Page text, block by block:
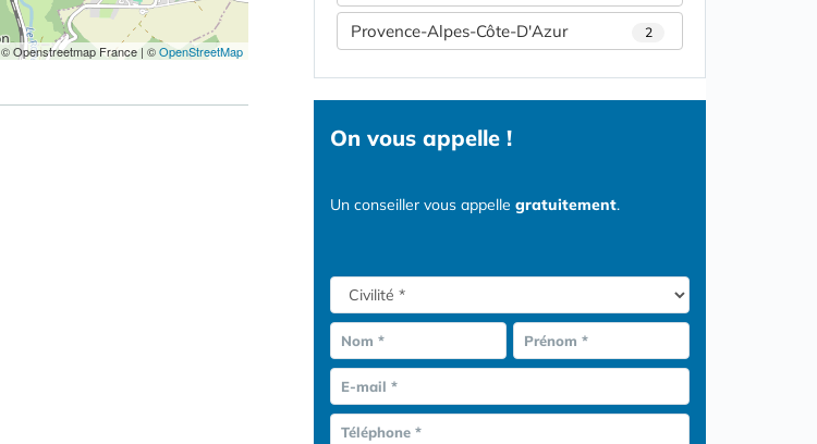
© Openstreetmap France | ©OpenStreetMap
Provence-Alpes-Côte-D'Azur 2
On vous appelle !
Un conseiller vous appelle gratuitement.
Nom * Prénom *
E-mail *
Téléphone *